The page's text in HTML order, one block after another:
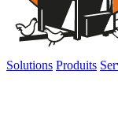
Solutions Produits